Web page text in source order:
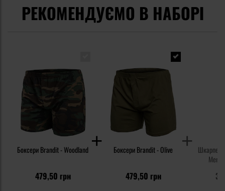
РЕКОМЕНДУЄМО В НАБОРІ
Боксери Brandit - Woodland
479,50 грн
Боксери Brandit - Olive
479,50 грн